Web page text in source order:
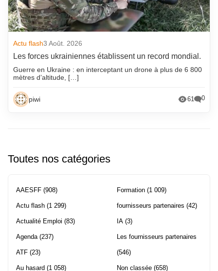
Actu flash3 Août. 2026
Les forces ukrainiennes établissent un record mondial.
Guerre en Ukraine : en interceptant un drone à plus de 6 800
mètres d’altitude, […]
piwi 61 0
Toutes nos catégories
AAESFF (908)
Actu flash (1 299)
Actualité Emploi (83)
Agenda(237)
ATF (23)
Au hasard (1 058)
Formation (1 009)
fournisseurs partenaires (42)
IA (3)
Les fournisseurs partenaires
(546)
Non classée (658)